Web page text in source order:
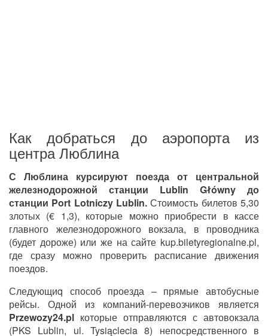
Как добраться до аэропорта из
центра Люблина
С Люблина курсируют поезда от центральной
железнодорожной станции Lublin Główny до
станции Port Lotniczy Lublin. Стоимость билетов 5,30
злотых (€ 1,3), которые можно приобрести в кассе
главного железнодорожного вокзала, в проводника
(будет дороже) или же на сайте kup.biletyregionalne.pl,
где сразу можно проверить расписание движения
поездов.
Следующиq способ проезда – прямые автобусные
рейсы. Одной из компаний-перевозчиков является
Przewozy24.pl которые отправляются с автовокзала
(PKS Lublin, ul. Tysiąclecia 8) непосредственного в